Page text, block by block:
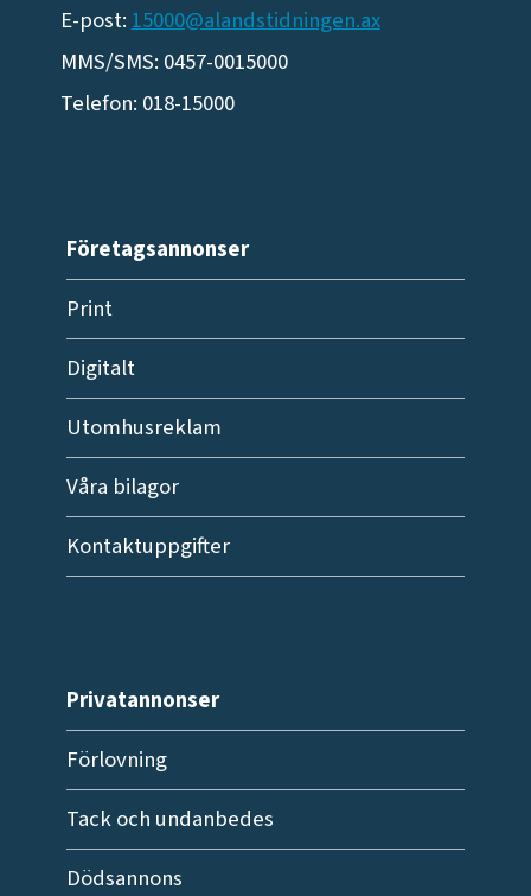
E-post:15000@alandstidningen.ax
MMS/SMS: 0457-0015000
Telefon: 018-15000
Företagsannonser
Print
Digitalt
Utomhusreklam
Våra bilagor
Kontaktuppgifter
Privatannonser
Förlovning
Tack och undanbedes
Dödsannons